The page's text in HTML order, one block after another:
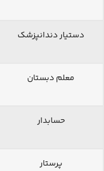
دستیار دندانپزشک
معلم دبستان
حسابدار
پرستار